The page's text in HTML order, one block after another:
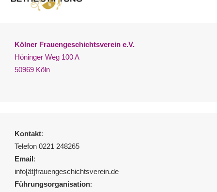
Kölner Frauengeschichtsverein e.V.
Höninger Weg 100 A
50969 Köln
Kontakt:
Telefon 0221 248265
Email:
info[ät]frauengeschichtsverein.de
Führungsorganisation: